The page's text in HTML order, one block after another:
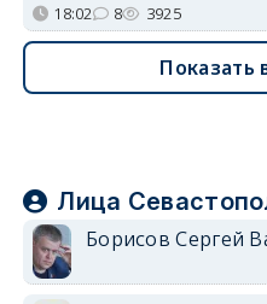
18:02 8 3925
Показать
Лица
Борисов Сергей